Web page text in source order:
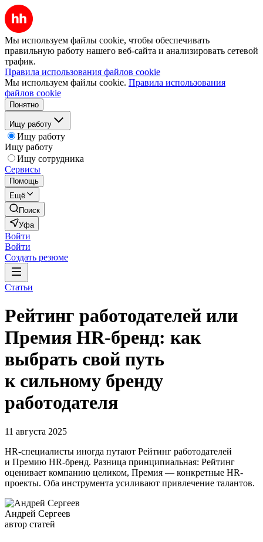
Мы используем файлы cookie, чтобы обеспечивать
правильную работу нашего веб-сайта и анализировать сетевой
трафик.
Правила использования файлов cookie
Мы используем файлы cookie. Правила использования
файлов cookie
Понятно
Ищу работу
Ищу работу
Ищу работу
Ищу сотрудника
Сервисы
Помощь
Ещё
Поиск
Уфа
Войти
Войти
Создать резюме
Статьи
Рейтинг работодателей или
Премия HR-бренд: как
выбрать свой путь
к сильному бренду
работодателя
11 августа 2025
HR-специалисты иногда путают Рейтинг работодателей
и Премию HR-бренд. Разница принципиальная: Рейтинг
оценивает компанию целиком, Премия — конкретные HR-
проекты. Оба инструмента усиливают привлечение талантов.
Андрей Сергеев
автор статей